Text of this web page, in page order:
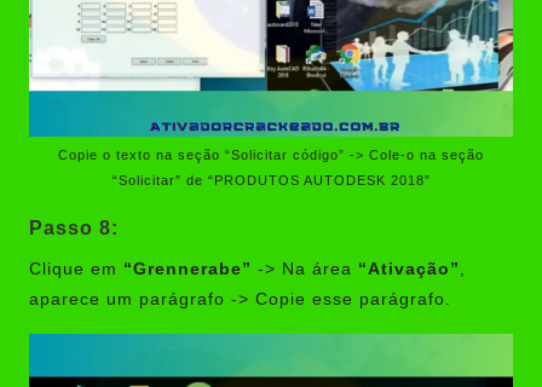
Copie o texto na seção “Solicitar código” -> Cole-o na seção
“Solicitar” de “PRODUTOS AUTODESK 2018”
Passo 8:
Clique em “Grennerabe” -> Na área “Ativação” ,
aparece um parágrafo -> Copie esse parágrafo.